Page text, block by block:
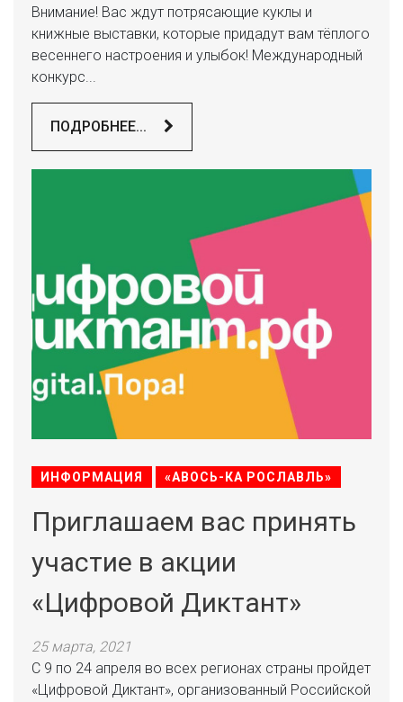
Внимание! Вас ждут потрясающие куклы и
книжные выставки, которые придадут вам тёплого
весеннего настроения и улыбок! Международный
конкурс...
ПОДРОБНЕЕ...
ИНФОРМАЦИЯ «АВОСЬ-КА РОСЛАВЛЬ»
Приглашаем вас принять
участие в акции
«Цифровой Диктант»
25 марта, 2021
С 9 по 24 апреля во всех регионах страны пройдет
«Цифровой Диктант», организованный Российской